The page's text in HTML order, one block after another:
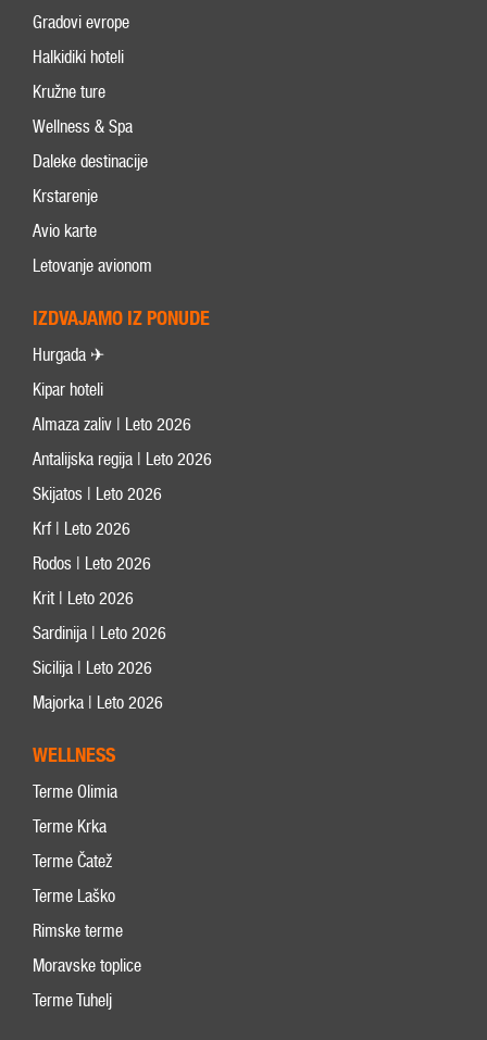
Gradovi evrope
Halkidiki hoteli
Kružne ture
Wellness & Spa
Daleke destinacije
Krstarenje
Avio karte
Letovanje avionom
IZDVAJAMO IZ PONUDE
Hurgada ✈
Kipar hoteli
Almaza zaliv | Leto 2026
Antalijska regija | Leto 2026
Skijatos | Leto 2026
Krf | Leto 2026
Rodos | Leto 2026
Krit | Leto 2026
Sardinija | Leto 2026
Sicilija | Leto 2026
Majorka | Leto 2026
WELLNESS
Terme Olimia
Terme Krka
Terme Čatež
Terme Laško
Rimske terme
Moravske toplice
Terme Tuhelj